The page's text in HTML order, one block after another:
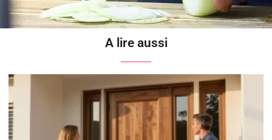
A lire aussi